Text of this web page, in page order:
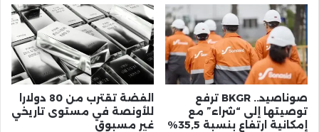
صوناصيد.. BKGR ترفع
توصيتها إلى “شراء” مع
إمكانية ارتفاع بنسبة 35,5%
الفضة تقترب من 80 دولارا
للأونصة في مستوى تاريخي
غير مسبوق